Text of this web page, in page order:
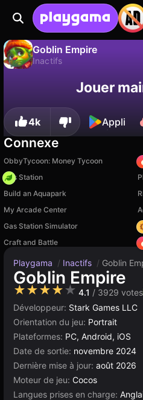
Goblin Empire
Inactifs
progression !
Jouer
4k Appli
Connexe
ObbyTycoon: Money Tycoon
Gas Station
Build an Aquapark
My Arcade Center
Gas Station Simulator
Craft and Battle
Playgama / Inactifs / Goblin
Goblin Empire
★★★★★ 4.1 / 3929 votes
Développeur: Stark Games LLC
Orientation du jeu: Portrait
Plateformes: PC, Android, iOS
Date de sortie: novembre 2024
Dernière mise à jour: août 2026
Moteur de jeu: Cocos
Langues prises en charge: